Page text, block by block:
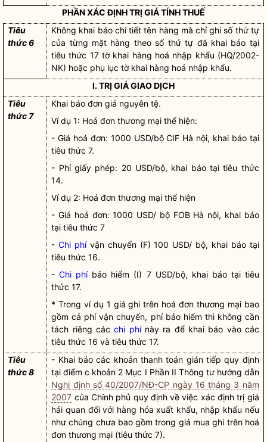
PHẦN XÁC ĐỊNH TRỊ GIÁ TÍNH THUẾ
Tiêu
thức 6
Không khai báo chi tiết tên hàng mà chỉ ghi số thứ tự
của từng mặt hàng theo số thứ tự đã khai báo tại
tiêu thức 17 tờ khai hàng hoá nhập khẩu (HQ/2002-
NK) hoặc phụ lục tờ khai hàng hoá nhập khẩu.
I. TRỊ GIÁ GIAO DỊCH
Tiêu
thức 7
Khai báo đơn giá nguyên tệ.
Ví dụ 1: Hoá đơn thương mại thể hiện:
- Giá hoá đơn: 1000 USD/bộ CIF Hà nội, khai báo tại
tiêu thức 7.
- Phí giấy phép: 20 USD/bộ, khai báo tại tiêu thức
14.
Ví dụ 2: Hoá đơn thương mại thể hiện
- Giá hoá đơn: 1000 USD/ bộ FOB Hà nội, khai báo
tại tiêu thức 7
-Chi phívận chuyển (F) 100 USD/ bộ, khai báo tại
tiêu thức 16.
-Chi phíbảo hiểm (I) 7 USD/bộ, khai báo tại tiêu
thức 17.
* Trong ví dụ 1 giá ghi trên hoá đơn thương mại bao
gồm cả phí vận chuyển, phí bảo hiểm thì không cần
tách riêng cácchi phínày ra để khai báo vào các
tiêu thức 16 và tiêu thức 17.
Tiêu
thức 8
- Khai báo các khoản thanh toán gián tiếp quy định
tại điểm c khoản 2 Mục I Phần II Thông tư hướng dẫn
Nghị định số 40/2007/NĐ-CP ngày 16 tháng 3 năm
2007 của Chính phủ quy định về việc xác định trị giá
hải quan đối với hàng hóa xuất khẩu, nhập khẩu nếu
như chúng chưa bao gồm trong giá mua ghi trên hoá
đơn thương mại (tiêu thức 7).